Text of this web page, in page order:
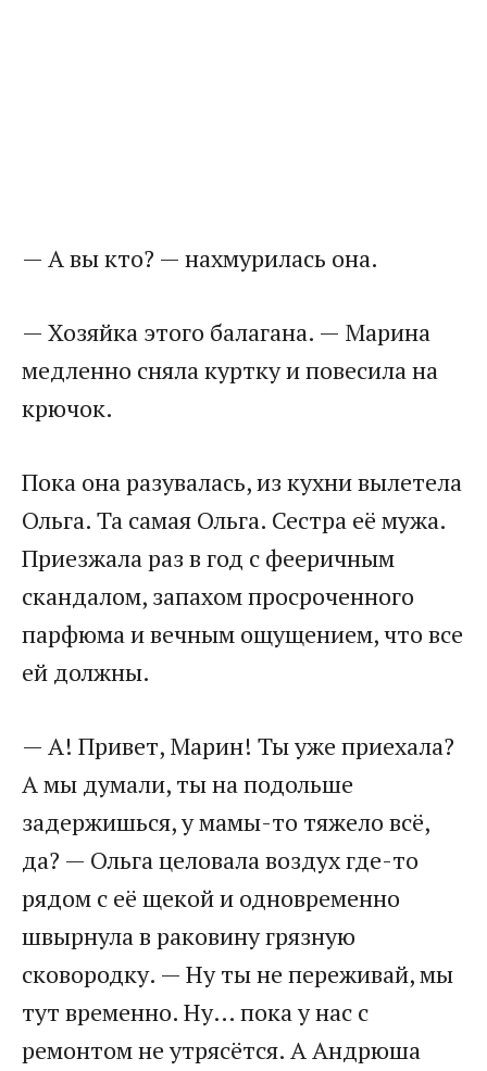
— А вы кто? — нахмурилась она.
— Хозяйка этого балагана. — Марина
медленно сняла куртку и повесила на
крючок.
Пока она разувалась, из кухни вылетела
Ольга. Та самая Ольга. Сестра её мужа.
Приезжала раз в год с фееричным
скандалом, запахом просроченного
парфюма и вечным ощущением, что все
ей должны.
— А! Привет, Марин! Ты уже приехала?
А мы думали, ты на подольше
задержишься, у мамы-то тяжело всё,
да? — Ольга целовала воздух где-то
рядом с её щекой и одновременно
швырнула в раковину грязную
сковородку. — Ну ты не переживай, мы
тут временно. Ну… пока у нас с
ремонтом не утрясётся. А Андрюша